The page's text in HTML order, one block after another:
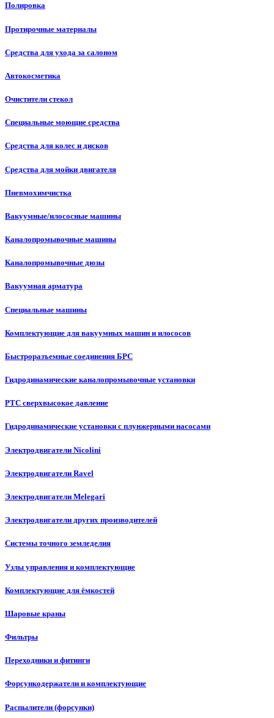
Полировка
Протирочные материалы
Средства для ухода за салоном
Автокосметика
Очистители стекол
Специальные моющие средства
Средства для колес и дисков
Средства для мойки двигателя
Пневмохимчистка
Вакуумные/илососные машины
Каналопромывочные машины
Каналопромывочные дюзы
Вакуумная арматура
Специальные машины
Комплектующие для вакуумных машин и илососов
Быстроразъемные соединения БРС
Гидродинамические каналопромывочные установки
РТС сверхвысокое давление
Гидродинамические установки с плунжерными насосами
Электродвигатели Nicolini
Электродвигатели Ravel
Электродвигатели Melegari
Электродвигатели других производителей
Системы точного земледелия
Узлы управления и комплектующие
Комплектующие для ёмкостей
Шаровые краны
Фильтры
Переходники и фитинги
Форсункодержатели и комплектующие
Распылители (форсунки)